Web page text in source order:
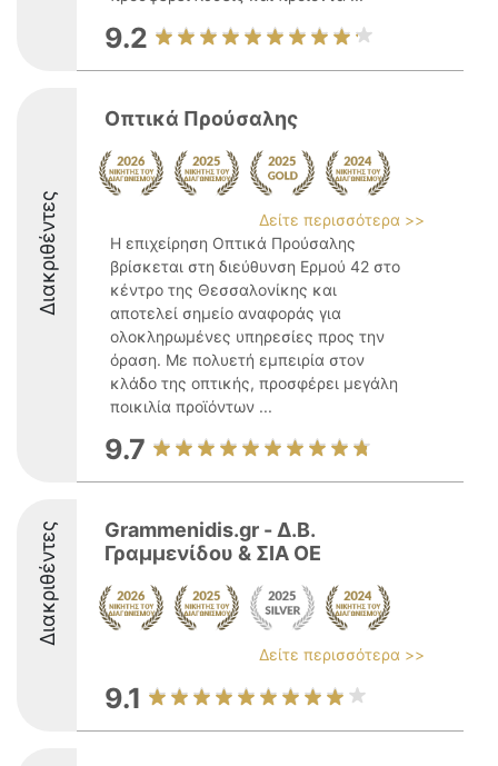
9.2
Διακριθέντες
Οπτικά Προύσαλης
Δείτε περισσότερα >>
Η επιχείρηση Οπτικά Προύσαλης
βρίσκεται στη διεύθυνση Ερμού 42 στο
κέντρο της Θεσσαλονίκης και
αποτελεί σημείο αναφοράς για
ολοκληρωμένες υπηρεσίες προς την
όραση. Με πολυετή εμπειρία στον
κλάδο της οπτικής, προσφέρει μεγάλη
ποικιλία προϊόντων ...
9.7
Διακριθέντες
Grammenidis.gr - Δ.Β.
Γραμμενίδου & ΣΙΑ ΟΕ
Δείτε περισσότερα >>
9.1